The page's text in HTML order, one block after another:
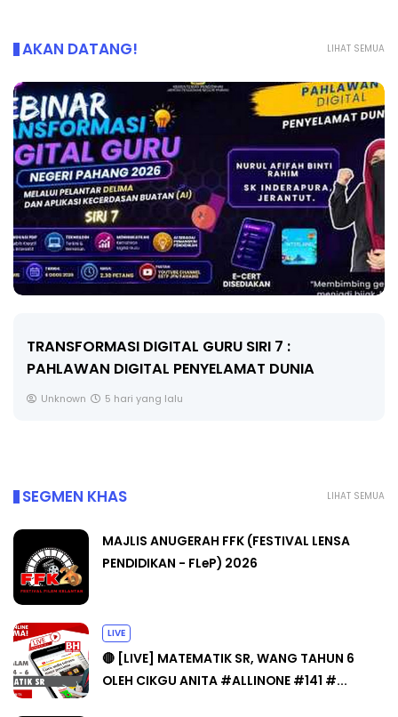
LIHAT SEMUA
AKAN DATANG!
MAJLIS ANUGERAH FFK (FESTIVAL LENSA
PENDIDIKAN - FLeP) 2026
Unknown 6 hari yang lalu
LIHAT SEMUA
SEGMEN KHAS
MAJLIS ANUGERAH FFK (FESTIVAL LENSA
PENDIDIKAN - FLeP) 2026
LIVE
🔴 [LIVE] MATEMATIK SR, WANG TAHUN 6
OLEH CIKGU ANITA #ALLINONE #141 #...